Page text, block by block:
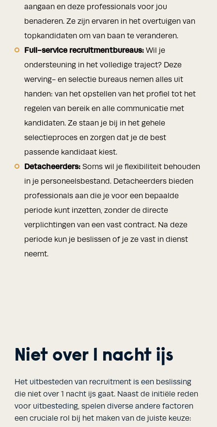
aangaan en deze professionals voor jou
benaderen. Ze zijn ervaren in het overtuigen van
topkandidaten om van baan te veranderen.
Full-service recruitmentbureaus: Wil je
ondersteuning in het volledige traject? Deze
werving- en selectie bureaus nemen alles uit
handen: van het opstellen van het profiel tot het
regelen van bereik en alle communicatie met
kandidaten. Ze staan je bij in het gehele
selectieproces en zorgen dat je de best
passende kandidaat kiest.
Detacheerders: Soms wil je flexibiliteit behouden
in je personeelsbestand. Detacheerders bieden
professionals aan die je voor een bepaalde
periode kunt inzetten, zonder de directe
verplichtingen van een vast contract. Na deze
periode kun je beslissen of je ze vast in dienst
neemt.
Niet over 1 nacht ijs
Het uitbesteden van recruitment is een beslissing
die niet over 1 nacht ijs gaat. Naast de initiële reden
voor uitbesteding, spelen diverse andere factoren
een cruciale rol bij het maken van de juiste keuze: